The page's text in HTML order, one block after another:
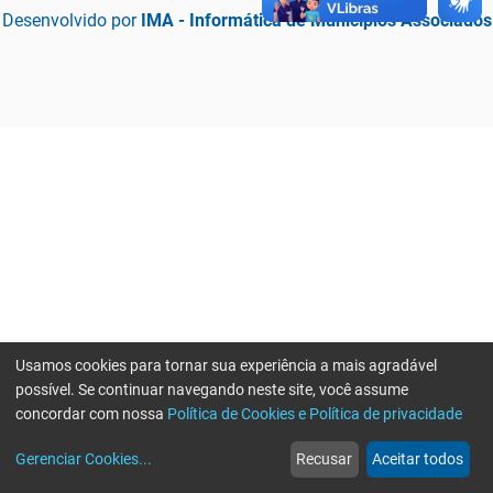
Desenvolvido por IMA - Informática de Municípios Associados
web
Notícias
more_horiz
Mais
Usamos cookies para tornar sua experiência a mais agradável
possível. Se continuar navegando neste site, você assume
concordar com nossa Política de Cookies e Política de privacidade
Gerenciar Cookies... Recusar Aceitar todos
Erro ao enviar informações, por favor tente novamente